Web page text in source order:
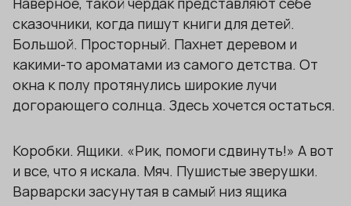
сказочники, когда пишут книги для детей.
Большой. Просторный. Пахнет деревом и
какими-то ароматами из самого детства. От
окна к полу протянулись широкие лучи
догорающего солнца. Здесь хочется остаться.
Коробки. Ящики. «Рик, помоги сдвинуть!» А вот
и все, что я искала. Мяч. Пушистые зверушки.
Варварски засунутая в самый низ ящика